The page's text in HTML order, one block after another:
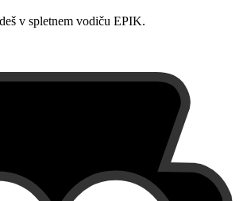
v spletnem vodiču EPIK.